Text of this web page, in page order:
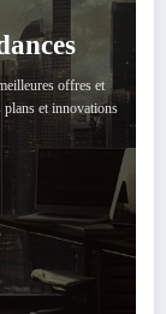
offres et
plans et innovations